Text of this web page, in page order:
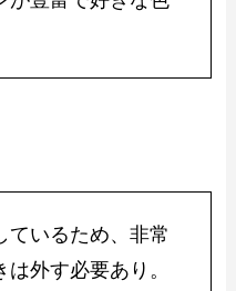
ているため、非常
外す必要あり。